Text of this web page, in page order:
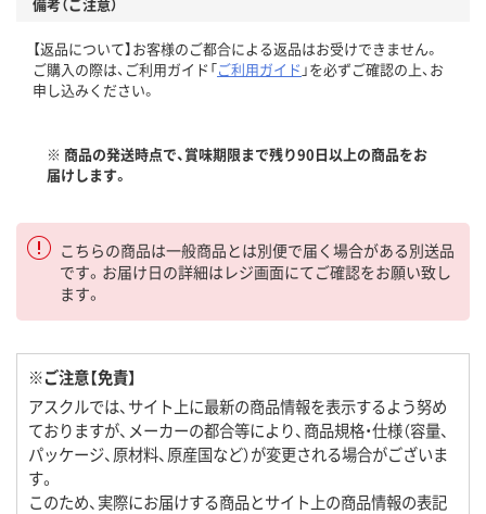
【返品について】お客様のご都合による返品はお受けできません。
ご購入の際は、ご利用ガイド「ご利用ガイド 」を必ずご確認の上、お
申し込みください。
※ 商品の発送時点で、賞味期限まで残り90日以上の商品をお
届けします。
こちらの商品は一般商品とは別便で届く場合がある別送品
です。お届け日の詳細はレジ画面にてご確認をお願い致し
ます。
※ご注意【免責】
アスクルでは、サイト上に最新の商品情報を表示するよう努め
ておりますが、メーカーの都合等により、商品規格・仕様（容量、
パッケージ、原材料、原産国など）が変更される場合がございま
す。
このため、実際にお届けする商品とサイト上の商品情報の表記